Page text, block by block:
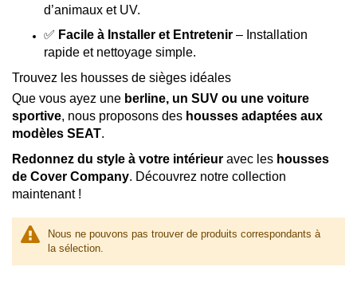
d’animaux et UV.
✅ Facile à Installer et Entretenir – Installation
rapide et nettoyage simple.
Trouvez les housses de sièges idéales
Que vous ayez une berline, un SUV ou une voiture
sportive, nous proposons des housses adaptées aux
modèles SEAT.
Redonnez du style à votre intérieur avec les housses
de Cover Company. Découvrez notre collection
maintenant !
Nous ne pouvons pas trouver de produits correspondants à
la sélection.